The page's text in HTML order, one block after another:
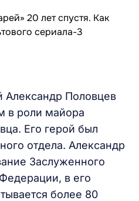
Александр Половцев
в роли майора
Его герой был
отдела. Александр
Заслуженного
в его
более 80